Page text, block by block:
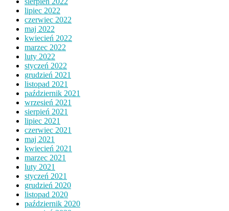
lipiec 2022
czerwiec 2022
maj 2022
kwiecień 2022
marzec 2022
luty 2022
styczeń 2022
grudzień 2021
listopad 2021
październik 2021
wrzesień 2021
sierpień 2021
lipiec 2021
czerwiec 2021
maj 2021
kwiecień 2021
marzec 2021
luty 2021
styczeń 2021
grudzień 2020
listopad 2020
październik 2020